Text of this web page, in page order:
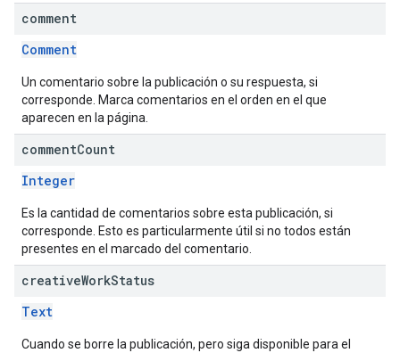
comment
Comment
Un comentario sobre la publicación o su respuesta, si
corresponde. Marca comentarios en el orden en el que
aparecen en la página.
commentCount
Integer
Es la cantidad de comentarios sobre esta publicación, si
corresponde. Esto es particularmente útil si no todos están
presentes en el marcado del comentario.
creativeWorkStatus
Text
Cuando se borre la publicación, pero siga disponible para el